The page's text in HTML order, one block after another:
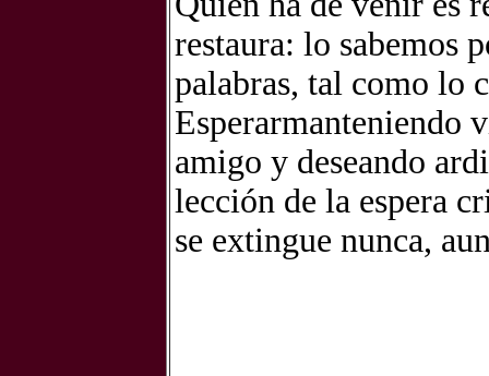
restaura: lo sabemos
palabras, tal como lo
Esperarmanteniendo
amigo y deseando
lección de la espera
se extingue nunca,